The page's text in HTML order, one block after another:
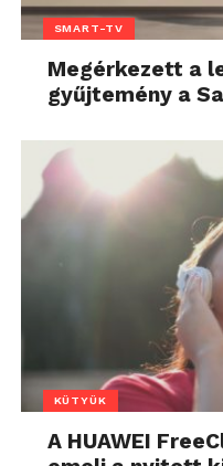
SMART-TV
Megérkezett a
gyűjtemény a
KÜTYÜK
A HUAWEI